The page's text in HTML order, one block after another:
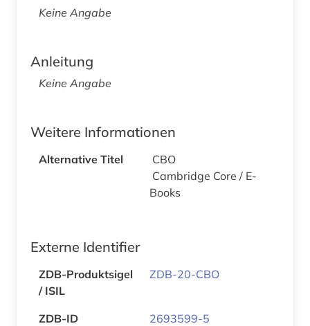
Keine Angabe
Anleitung
Keine Angabe
Weitere Informationen
Alternative Titel
CBO
Cambridge Core / E-
Books
Externe Identifier
ZDB-Produktsigel
/ ISIL
ZDB-20-CBO
ZDB-ID
2693599-5